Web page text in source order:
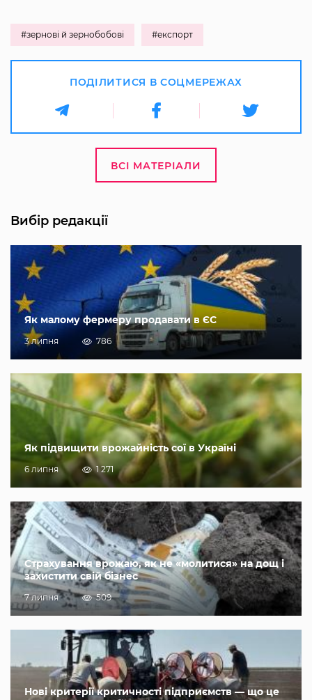
#зернові й зернобобові #експорт
ПОДІЛИТИСЯ В СОЦМЕРЕЖАХ
ВСІ МАТЕРІАЛИ
Вибір редакції
Як малому фермеру продавати в ЄС
3 липня 786
Як підвищити врожайність сої в Україні
6 липня 1 271
Страхування врожаю, як не «молитися» на дощ і
захистити свій бізнес
7 липня 509
Нові критерії критичності підприємств — що це